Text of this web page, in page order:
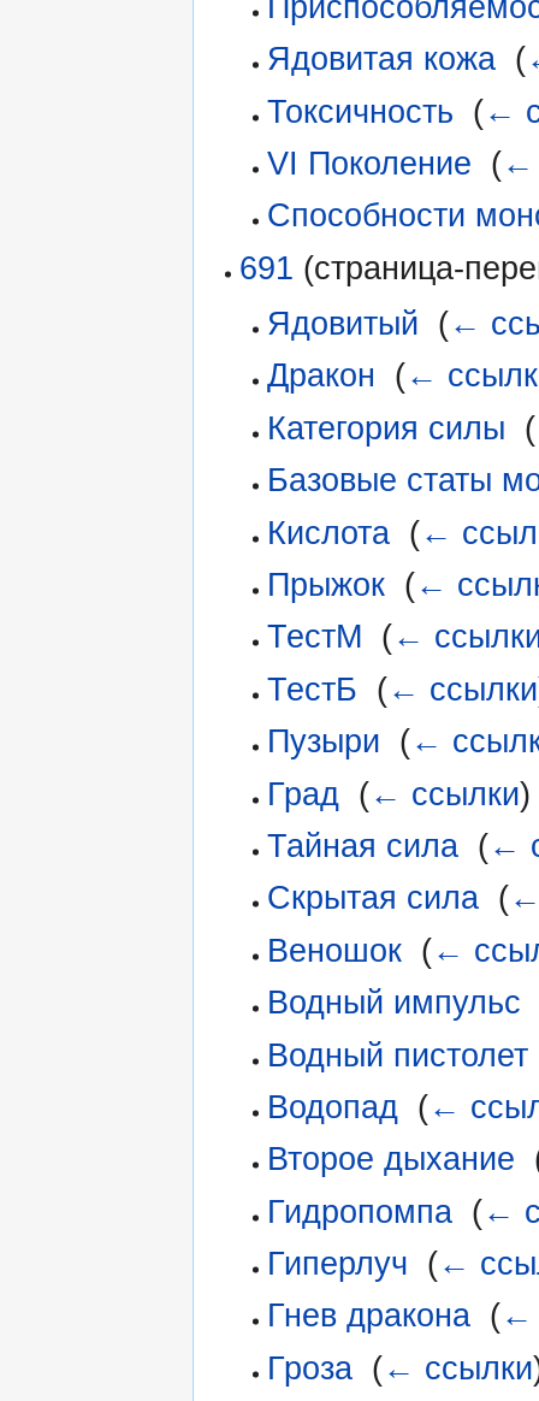
Ядовитая кожа‎ (
Токсичность (←
VI Поколение (←
Способности
691 (страница-
Ядовитый (←
Дракон
(←
Категория силы (
Базовые статы
Кислота‎ (←
Прыжок‎ (←
ТестМ (←
ТестБ (← ссылки
Пузыри (←
Град‎ (← ссылки)
Тайная сила‎ (←
Скрытая сила‎ (←
Веношок‎ (←
Водный импульс
Водный пистолет
Водопад‎ (←
Второе дыхание
Гидропомпа‎ (←
Гиперлуч (←
Гнев дракона‎ (←
Гроза‎ (← ссылки